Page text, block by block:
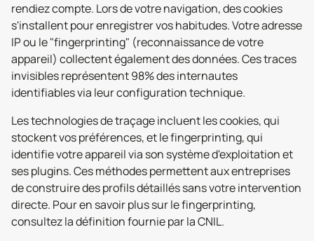
rendiez compte. Lors de votre navigation, des cookies
s'installent pour enregistrer vos habitudes. Votre adresse
IP ou le "fingerprinting" (reconnaissance de votre
appareil) collectent également des données. Ces traces
invisibles représentent 98% des internautes
identifiables via leur configuration technique.
Les technologies de traçage incluent les cookies, qui
stockent vos préférences, et le fingerprinting, qui
identifie votre appareil via son système d'exploitation et
ses plugins. Ces méthodes permettent aux entreprises
de construire des profils détaillés sans votre intervention
directe. Pour en savoir plus sur le fingerprinting,
consultez la définition fournie par la CNIL.